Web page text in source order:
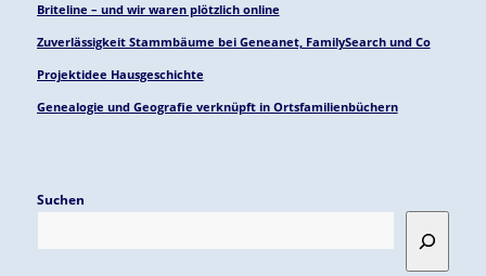
Briteline – und wir waren plötzlich online
Zuverlässigkeit Stammbäume bei Geneanet, FamilySearch und Co
Projektidee Hausgeschichte
Genealogie und Geografie verknüpft in Ortsfamilienbüchern
Suchen